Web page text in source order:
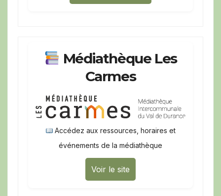
Médiathèque Les
Carmes
Accédez aux ressources, horaires et
événements de la médiathèque
Voir le site